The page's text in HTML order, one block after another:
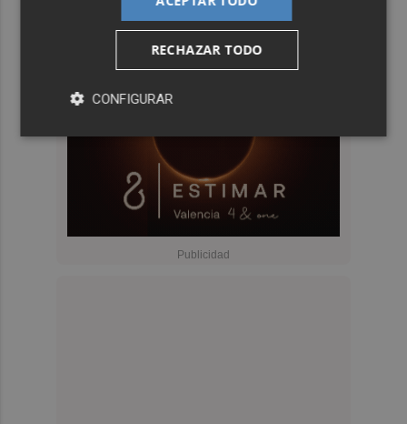
RECHAZAR TODO
CONFIGURAR